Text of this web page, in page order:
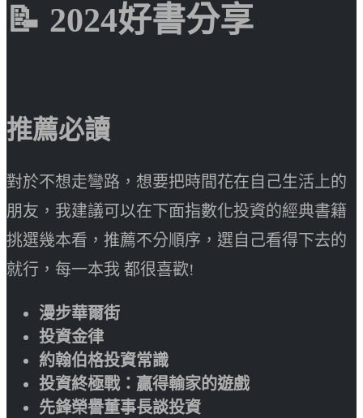
📝 2024好書分享
推薦必讀
對於不想走彎路，想要把時間花在自己生活上的
朋友，我建議可以在下面指數化投資的經典書籍
挑選幾本看，推薦不分順序，選自己看得下去的
就行，每一本我 都很喜歡!
漫步華爾街
投資金律
約翰伯格投資常識
投資終極戰：贏得輸家的遊戲
先鋒榮譽董事長談投資